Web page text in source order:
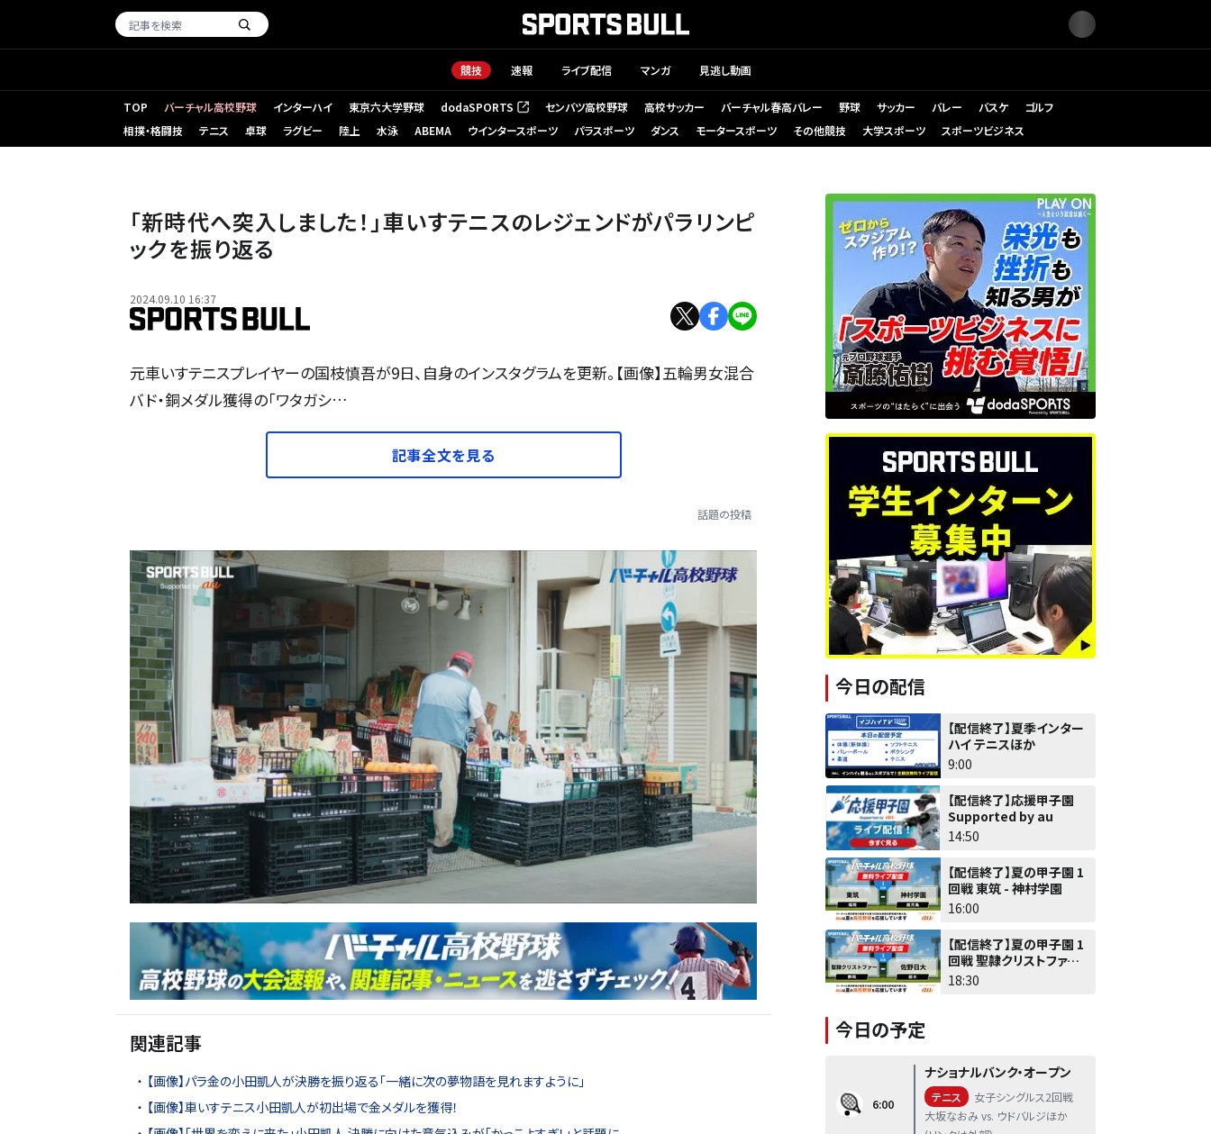
競技 速報 ライブ配信 マンガ 見逃し動画
TOP バーチャル高校野球 インターハイ 東京六大学野球 dodaSPORTS
（新しいタブで開く） センバツ高校野球 高校サッカー バーチャル春高バレー 野球 サッカー バレー バスケ
ゴルフ
相撲・格闘技
テニス 卓球 ラグビー 陸上 水泳 ABEMA ウインタースポーツ パラスポーツ ダンス モータースポーツ その他競技 大学スポーツ スポーツビジネス
「新時代へ突入しました！」車いすテニスのレジェンドがパラリンピ
ックを振り返る
2024.09.10 16:37
元車いすテニスプレイヤーの国枝慎吾が9日、自身のインスタグラムを更新。【画像】五輪男女混合
バド・銅メダル獲得の「ワタガシ…
記事全文を見る
話題の投稿
関連記事
【画像】パラ金の小田凱人が決勝を振り返る「一緒に次の夢物語を見れますように」
【画像】車いすテニス小田凱人が初出場で金メダルを獲得！
今日の配信
【配信終了】夏季インター
ハイ テニスほか
9:00
【配信終了】応援甲子園
Supported by au
14:50
【配信終了】夏の甲子園 1
回戦 東筑 - 神村学園
16:00
【配信終了】夏の甲子園 1
回戦 聖隷クリストファー -
佐野日大
18:30
今日の予定
6:00
ナショナルバンク・オープン
テニス
女子シングルス2回戦
大坂なおみ vs. ウドバルジほか